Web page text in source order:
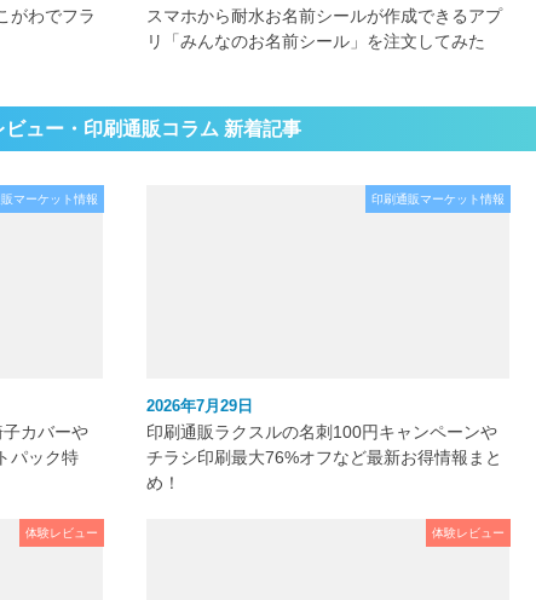
がわでフラ
スマホから耐水お名前シールが作成できるアプ
リ「みんなのお名前シール」を注文してみた
ビュー・印刷通販コラム 新着記事
マーケット情報
カバーや
パック特
印刷通販マーケット情報
2026年7月29日
印刷通販ラクスルの名刺100円キャンペーンや
チラシ印刷最大76%オフなど最新お得情報まと
め！
体験レビュー 体験レビュー